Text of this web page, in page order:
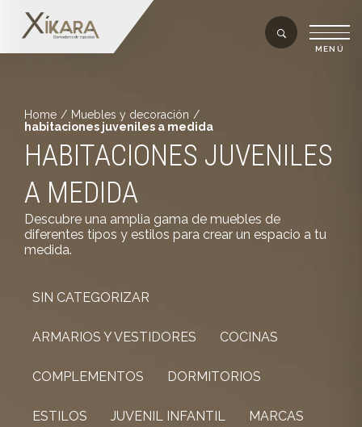
Home / Muebles y decoración /
habitaciones juveniles a medida
HABITACIONES JUVENILES
A MEDIDA
Descubre una amplia gama de muebles de
diferentes tipos y estilos para crear un espacio a tu
medida.
SIN CATEGORIZAR
ARMARIOS Y VESTIDORES COCINAS
COMPLEMENTOS DORMITORIOS
ESTILOS JUVENIL INFANTIL MARCAS